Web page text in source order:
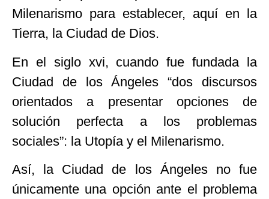
Milenarismo para establecer, aquí en la
Tierra, la Ciudad de Dios.
En el siglo xvi, cuando fue fundada la
Ciudad de los Ángeles “dos discursos
orientados a presentar opciones de
solución perfecta a los problemas
sociales”: la Utopía y el Milenarismo.
Así, la Ciudad de los Ángeles no fue
únicamente una opción ante el problema